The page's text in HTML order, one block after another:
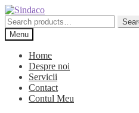
Skip
to
navigation
Skip
to
content
Search
for:Menu
Home
Despre noi
Servicii
Contact
Contul Meu